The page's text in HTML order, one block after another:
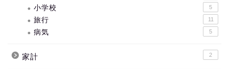
小学校 5
旅行 11
病気 5
家計 2